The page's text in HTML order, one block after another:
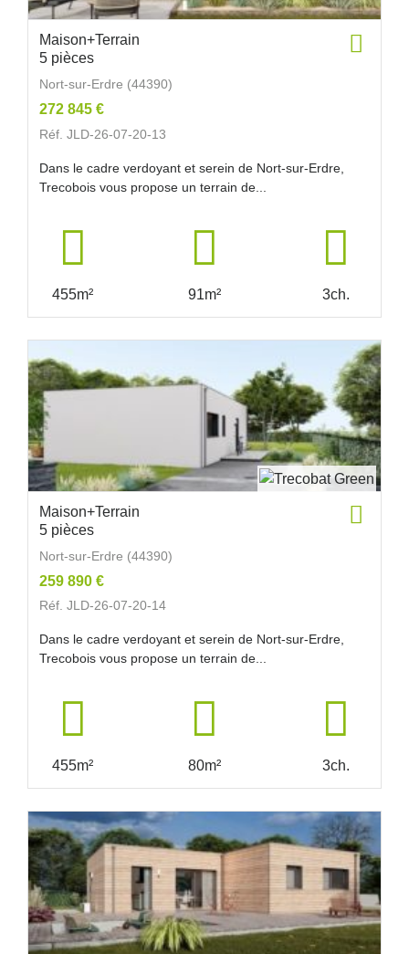
Maison+Terrain
5 pièces
Nort-sur-Erdre (44390)
272 845 €
Réf. JLD-26-07-20-13
Dans le cadre verdoyant et serein de Nort-sur-Erdre,
Trecobois vous propose un terrain de...
455m² 91m² 3ch.
Maison+Terrain
5 pièces
Nort-sur-Erdre (44390)
259 890 €
Réf. JLD-26-07-20-14
Dans le cadre verdoyant et serein de Nort-sur-Erdre,
Trecobois vous propose un terrain de...
455m² 80m² 3ch.